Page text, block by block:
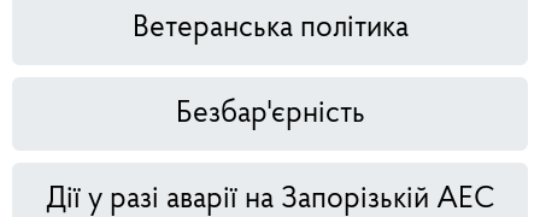
Ветеранська політика
Безбар'єрність
Дії у разі аварії на Запорізькій АЕС